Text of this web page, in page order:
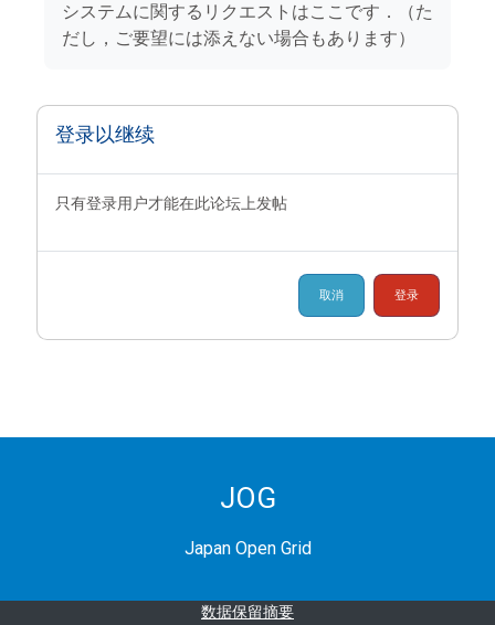
システムに関するリクエストはここです．（た
だし，ご要望には添えない場合もあります）
登录以继续
只有登录用户才能在此论坛上发帖
取消 登录
JOG
Japan Open Grid
‎数据保留摘要‎